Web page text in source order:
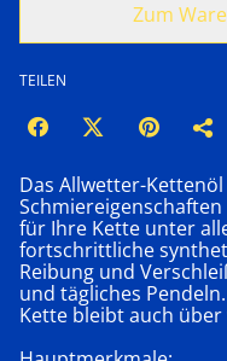
Zum
TEILEN
Das Allwetter-
für Ihre Kette unter
fortschrittliche
Reibung und
und tägliches
Kette bleibt auch